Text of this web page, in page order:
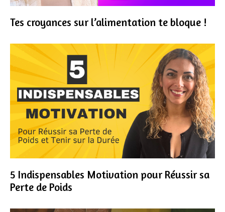
Tes croyances sur l’alimentation te bloque !
5 Indispensables Motivation pour Réussir sa
Perte de Poids